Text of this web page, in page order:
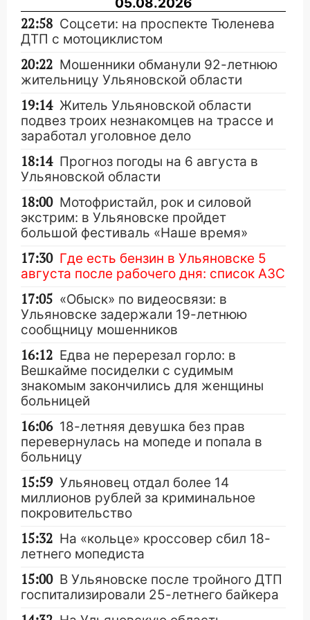
22:58 Соцсети: на проспекте Тюленева
ДТП с мотоциклистом
20:22 Мошенники обманули 92-летнюю
жительницу Ульяновской области
19:14 Житель Ульяновской области
подвез троих незнакомцев на трассе и
заработал уголовное дело
18:14 Прогноз погоды на 6 августа в
Ульяновской области
18:00 Мотофристайл, рок и силовой
экстрим: в Ульяновске пройдет
большой фестиваль «Наше время»
17:30 Где есть бензин в Ульяновске 5
августа после рабочего дня: список АЗС
17:05 «Обыск» по видеосвязи: в
Ульяновске задержали 19-летнюю
сообщницу мошенников
16:12 Едва не перерезал горло: в
Вешкайме посиделки с судимым
знакомым закончились для женщины
больницей
16:06 18-летняя девушка без прав
перевернулась на мопеде и попала в
больницу
15:59 Ульяновец отдал более 14
миллионов рублей за криминальное
покровительство
15:32 На «кольце» кроссовер сбил 18-
летнего мопедиста
15:00 В Ульяновске после тройного ДТП
госпитализировали 25-летнего байкера